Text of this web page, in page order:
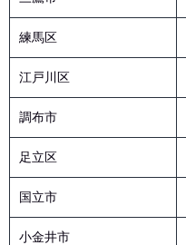
練馬区
江戸川区
調布市
足立区
国立市
小金井市